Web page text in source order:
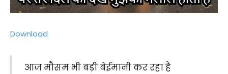
Download
आज मौसम भी बड़ी बेईमानी कर रहा है